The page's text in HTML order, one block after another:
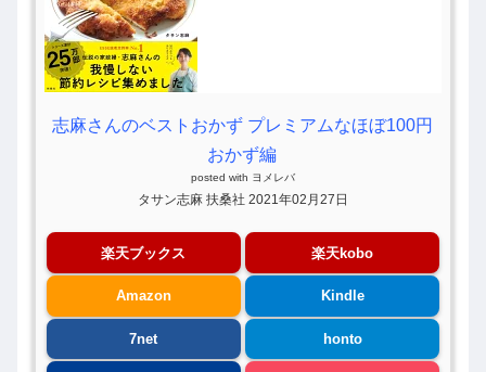
志麻さんのベストおかず プレミアムなほぼ100円
おかず編
posted with ヨメレバ
タサン志麻 扶桑社 2021年02月27日
楽天ブックス 楽天kobo
Amazon Kindle
7net honto